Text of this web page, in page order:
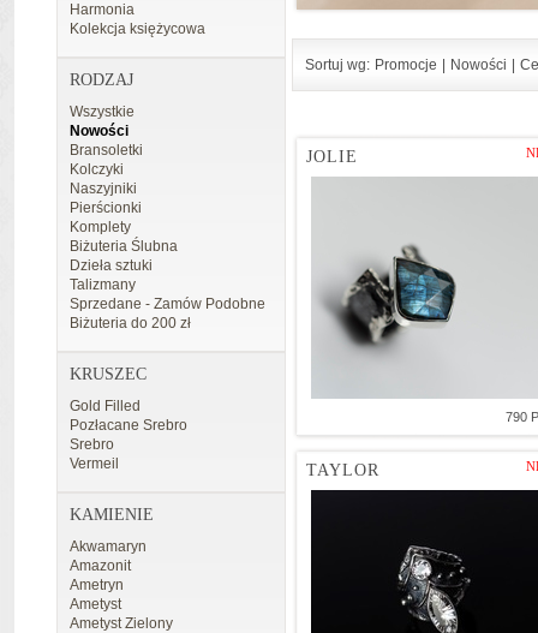
Harmonia
Kolekcja księżycowa
RODZAJ
Wszystkie
Nowości
Bransoletki
Kolczyki
Naszyjniki
Pierścionki
Komplety
Biżuteria Ślubna
Dzieła sztuki
Talizmany
Sprzedane - Zamów Podobne
Biżuteria do 200 zł
KRUSZEC
Gold Filled
Pozłacane Srebro
Srebro
Vermeil
KAMIENIE
Akwamaryn
Amazonit
Ametryn
Ametyst
Ametyst Zielony
Sortuj wg: Promocje Nowości
JOLIE
790
TAYLOR